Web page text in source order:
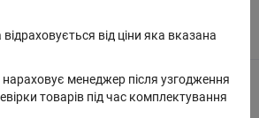
D-4829 Код: D-3341
від ціни яка вказана
менеджер після узгодження
товарів під час комплектування